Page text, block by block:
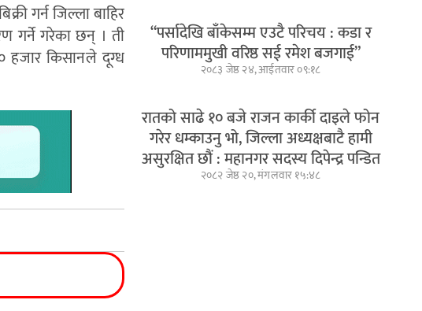
गर्न जिल्ला बाहिर
गर्ने गरेका छन् । ती
हजार किसानले दूग्ध
“पर्सादेखि बाँकेसम्म एउटै परिचय : कडा र
परिणाममुखी वरिष्ठ सई रमेश बजगाई”
२०८३ जेष्ठ २४, आईतवार ०९:१८
रातको साढे १० बजे राजन कार्की दाइले फोन
गरेर धम्काउनु भो, जिल्ला अध्यक्षबाटै हामी
असुरक्षित छौं : महानगर सदस्य दिपेन्द्र पन्डित
२०८२ जेष्ठ २०, मंगलवार १५:४८